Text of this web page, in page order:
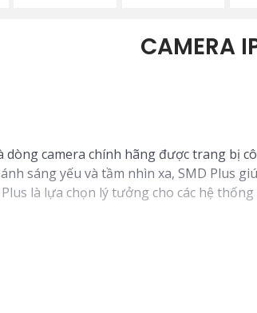
CAMERA
dòng camera chính hãng được trang bị
sáng yếu và tầm nhìn xa, SMD Plus
là lựa chọn lý tưởng cho các hệ